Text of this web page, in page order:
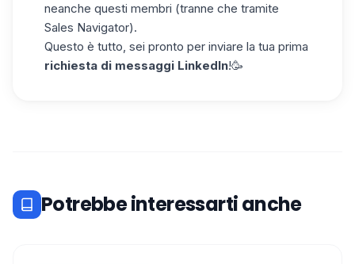
neanche questi membri (tranne che tramite
Sales Navigator).
Questo è tutto, sei pronto per inviare la tua prima
richiesta di messaggi LinkedIn!🥳
Potrebbe interessarti anche